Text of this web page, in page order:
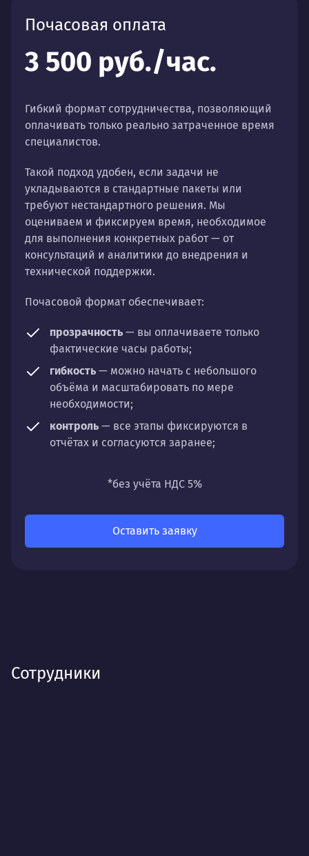
Почасовая оплата
3 500 руб./час.
Гибкий формат сотрудничества, позволяющий
оплачивать только реально затраченное время
специалистов.
Такой подход удобен, если задачи не
укладываются в стандартные пакеты или
требуют нестандартного решения. Мы
оцениваем и фиксируем время, необходимое
для выполнения конкретных работ — от
консультаций и аналитики до внедрения и
технической поддержки.
Почасовой формат обеспечивает:
прозрачность — вы оплачиваете только
фактические часы работы;
гибкость — можно начать с небольшого
объёма и масштабировать по мере
необходимости;
контроль — все этапы фиксируются в
отчётах и согласуются заранее;
направлений: стратегии, настройки,
*без учёта НДС 5%
Оставить заявку
Сотрудники